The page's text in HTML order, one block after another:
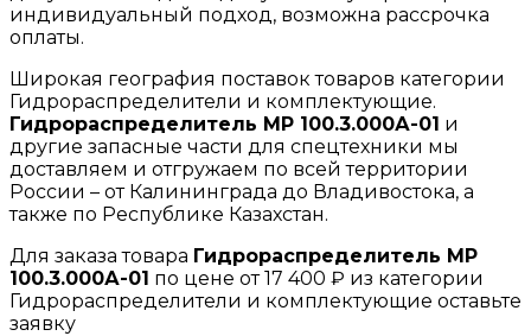
индивидуальный подход, возможна рассрочка
оплаты.
Широкая география поставок товаров категории
Гидрораспределители и комплектующие.
Гидрораспределитель МР 100.3.000А-01 и
другие запасные части для спецтехники мы
доставляем и отгружаем по всей территории
России – от Калининграда до Владивостока, а
также по Республике Казахстан.
Для заказа товара Гидрораспределитель МР
100.3.000А-01 по цене от 17 400 ₽ из категории
Гидрораспределители и комплектующие оставьте
заявку